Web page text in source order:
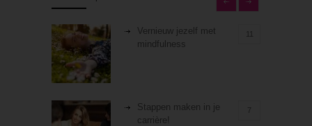
Vernieuw jezelf met
mindfulness
Stappen maken in je
carrière!
7